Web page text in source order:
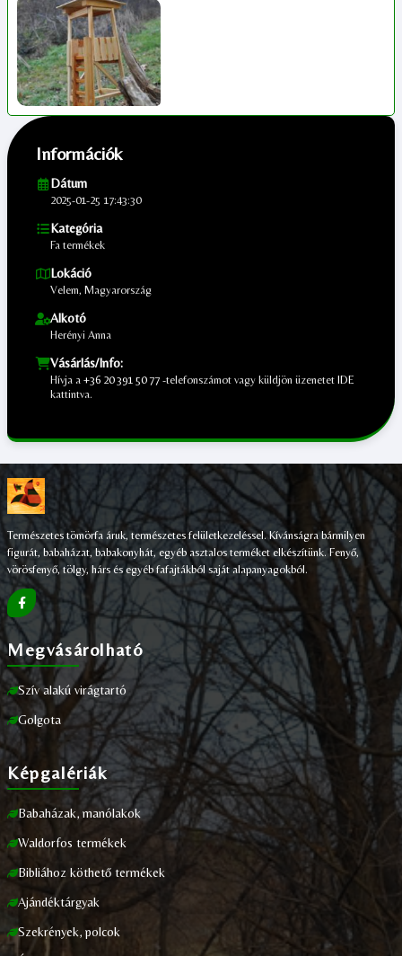
Információk
Dátum
2025-01-25 17:43:30
Kategória
Fa termékek
Lokáció
Velem, Magyarország
Alkotó
Herényi Anna
Vásárlás/Info:
Hívja a +36 20 391 50 77 -telefonszámot vagy küldjön üzenetet IDE
kattintva.
Természetes tömörfa áruk, természetes felületkezeléssel. Kívánságra bármilyen
figurát, babaházat, babakonyhát, egyéb asztalos terméket elkészítünk. Fenyő,
vörösfenyő, tölgy, hárs és egyéb fafajtákból saját alapanyagokból.
Megvásárolható
Szív alakú virágtartó
Golgota
Képgalériák
Babaházak, manólakok
Waldorfos termékek
Bibliához köthető termékek
Ajándéktárgyak
Szekrények, polcok